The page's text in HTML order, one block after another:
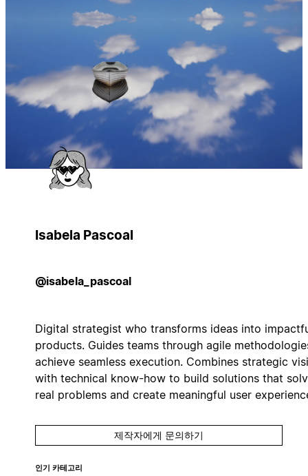
Isabela Pascoal
@isabela_pascoal
Digital strategist who transforms ideas into
products. Guides teams through agile
achieve seamless execution. Combines strategic
with technical know-how to build solutions that
real problems and create meaningful user
제작자에게 문의하기
인기 카테고리